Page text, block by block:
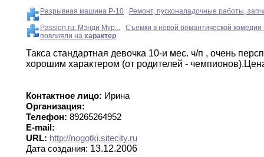
Разрывная машина Р-10
Ремонт, пусконаладочные работы,
Passion.ru: Мэнди Мур...
Съемки в новой романтической
повлияли на характер
Такса стандартная девочка 10-и мес. ч/п , очень
хорошим характером (от родителей -
Контактное лицо: Ирина
Организация:
Телефон: 89265264952
E-mail:
URL: http://nogotki.sitecity.ru
Дата создания: 13.12.2006